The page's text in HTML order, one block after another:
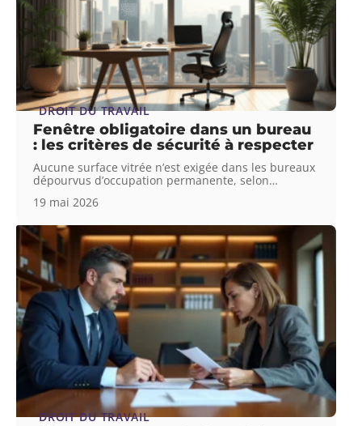
DROIT DU TRAVAIL
Fenêtre obligatoire dans un bureau
: les critères de sécurité à respecter
Aucune surface vitrée n’est exigée dans les bureaux
dépourvus d’occupation permanente, selon…
19 mai 2026
DROIT DU TRAVAIL